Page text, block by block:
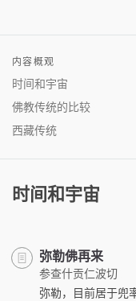
内容概观
时间和宇宙
佛教传统的比较
西藏传统
时间和宇宙
弥勒佛再来
参查什贡仁波切
弥勒，目前居于兜